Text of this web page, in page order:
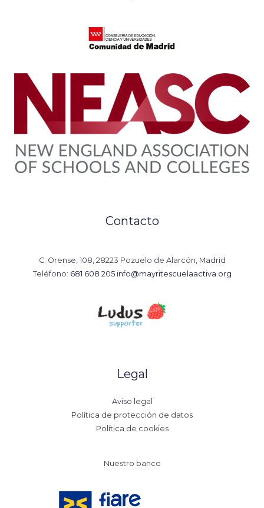
Contacto
C. Orense, 108, 28223 Pozuelo de Alarcón, Madrid
Teléfono: 681 608 205 info@mayritescuelaactiva.org
Legal
Aviso legal
Política de protección de datos
Política de cookies
Nuestro banco